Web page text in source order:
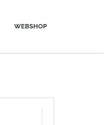
WEBSHOP